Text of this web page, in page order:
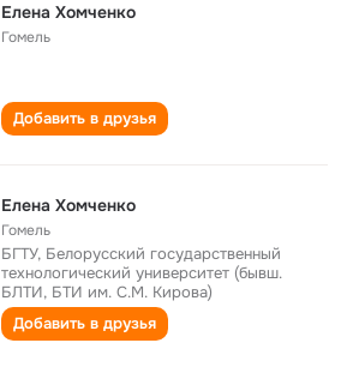
Елена Хомченко
Гомель
Добавить в друзья
Елена Хомченко
Гомель
БГТУ, Белорусский государственный
технологический университет (бывш.
БЛТИ, БТИ им. С.М. Кирова)
Добавить в друзья